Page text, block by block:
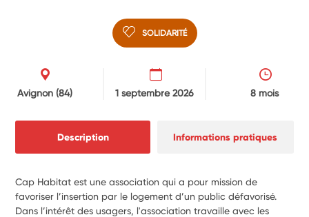
SOLIDARITÉ
Avignon (84) 1 septembre 2026 8 mois
Description Informations pratiques
Cap Habitat est une association qui a pour mission de
favoriser l’insertion par le logement d’un public défavorisé.
Dans l’intérêt des usagers, l'association travaille avec les